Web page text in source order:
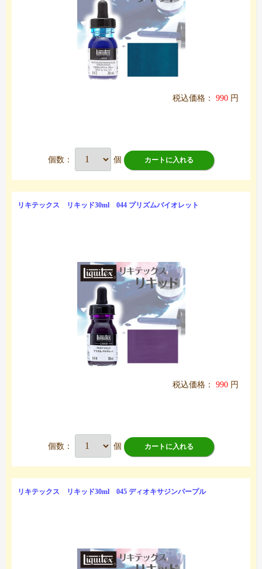
税込価格： 990 円
個数： 個 カートに入れる
リキテックス リキッド30ml 044 プリズムバイオレット
税込価格： 990 円
個数： 個 カートに入れる
リキテックス リキッド30ml 045 ディオキサジンパープル